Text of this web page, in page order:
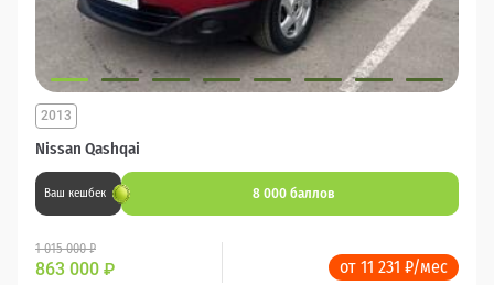
Nissan Qashqai
2013
Ваш кешбек 8 000 баллов
1 015 000 ₽
863 000 ₽ от 11 231 ₽/мес